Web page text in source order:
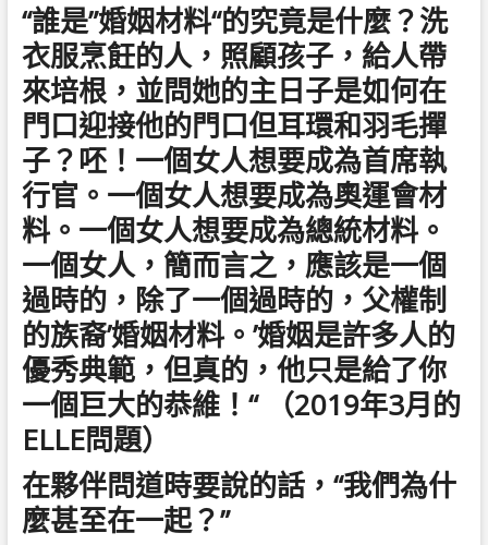
“誰是”婚姻材料“的究竟是什麼？洗
衣服烹飪的人，照顧孩子，給人帶
來培根，並問她的主日子是如何在
門口迎接他的門口但耳環和羽毛撣
子？呸！一個女人想要成為首席執
行官。一個女人想要成為奧運會材
料。一個女人想要成為總統材料。
一個女人，簡而言之，應該是一個
過時的，除了一個過時的，父權制
的族裔’婚姻材料。’婚姻是許多人的
優秀典範，但真的，他只是給了你
一個巨大的恭維！“ （2019年3月的
ELLE問題）
在夥伴問道時要說的話，“我們為什
麼甚至在一起？”